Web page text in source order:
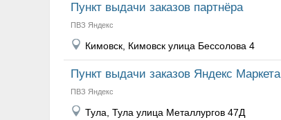
Пункт выдачи заказов партнёра
ПВЗ Яндекс
Кимовск, Кимовск улица Бессолова 4
Пункт выдачи заказов Яндекс Маркета
ПВЗ Яндекс
Тула, Тула улица Металлургов 47Д